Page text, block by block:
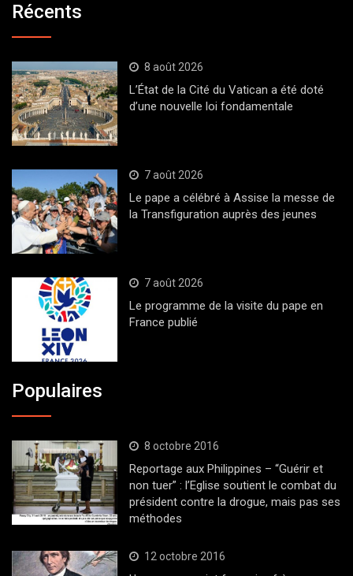
Récents
8 août 2026
L’État de la Cité du Vatican a été doté
d’une nouvelle loi fondamentale
7 août 2026
Le pape a célébré à Assise la messe de
la Transfiguration auprès des jeunes
7 août 2026
Le programme de la visite du pape en
France publié
Populaires
8 octobre 2016
Reportage aux Philippines – “Guérir et
non tuer” : l’Eglise soutient le combat du
président contre la drogue, mais pas ses
méthodes
12 octobre 2016